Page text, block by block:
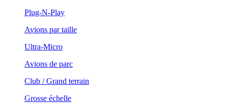
Plug-N-Play
Avions par taille
Ultra-Micro
Avions de parc
Club / Grand terrain
Grosse échelle